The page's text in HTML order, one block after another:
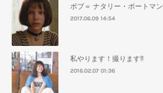
ボブ＝ ナタリー・ポートマン
2017.06.09 14:54
私やります！撮ります‼︎
2016.02.07 01:36